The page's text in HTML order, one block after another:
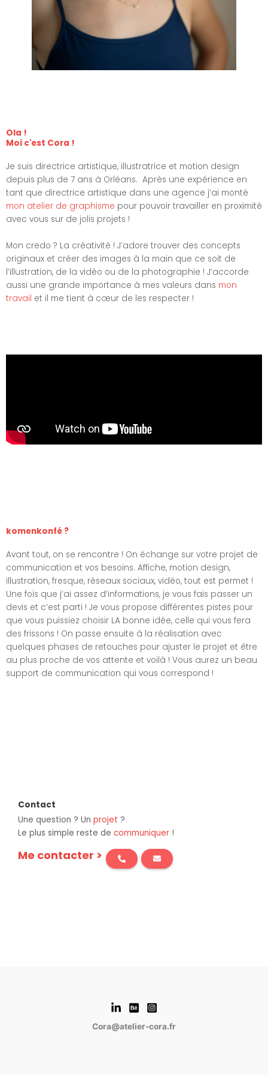
Ola !
Moi c'est Cora !
Je suis directrice artistique, illustratrice et motion design
depuis plus de 7 ans à Orléans. Après une expérience en
tant que directrice artistique dans une agence j’ai monté
mon atelier de graphisme pour pouvoir travailler en proximité
avec vous sur de jolis projets !
Mon credo ? La créativité ! J’adore trouver des concepts
originaux et créer des images à la main que ce soit de
l’illustration, de la vidéo ou de la photographie ! J’accorde
aussi une grande importance à mes valeurs dans mon
travail et il me tient à cœur de les respecter !
komenkonfé ?
Avant tout, on se rencontre ! On échange sur votre projet de
communication et vos besoins. Affiche, motion design,
illustration, fresque, réseaux sociaux, vidéo, tout est permet !
Une fois que j’ai assez d’informations, je vous fais passer un
devis et c’est parti ! Je vous propose différentes pistes pour
que vous puissiez choisir LA bonne idée, celle qui vous fera
des frissons ! On passe ensuite à la réalisation avec
quelques phases de retouches pour ajuster le projet et être
au plus proche de vos attente et voilà ! Vous aurez un beau
support de communication qui vous correspond !
Contact
Une question ? Un projet ?
Le plus simple reste de communiquer !
Me contacter >
Cora@atelier-cora.fr